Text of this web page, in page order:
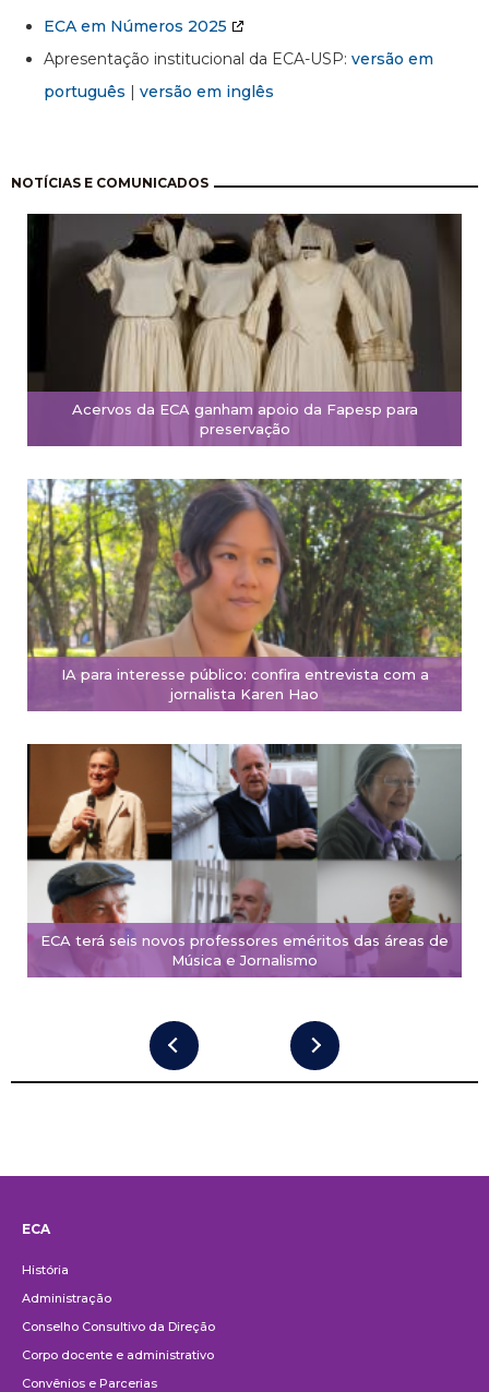
ECA em Números 2025
Apresentação institucional da ECA-USP: versão em
português | versão em inglês
NOTÍCIAS E COMUNICADOS
Acervos da ECA ganham apoio da Fapesp para
preservação
IA para interesse público: confira entrevista com a
jornalista Karen Hao
ECA terá seis novos professores eméritos das áreas de
Música e Jornalismo
Paginação
ECA
História
Administração
Conselho Consultivo da Direção
Corpo docente e administrativo
Convênios e Parcerias